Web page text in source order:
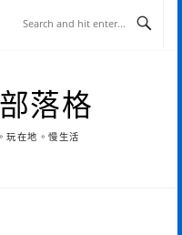
落格
玩在地。慢生活